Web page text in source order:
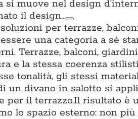
si muove nel design
il design…
per terrazze,
una categoria a sé
Terrazze, balconi,
e la stessa coerenza
tonalità, gli stessi
un divano in salotto si
per il terrazzo.Il risultato è
lo spazio esterno: non